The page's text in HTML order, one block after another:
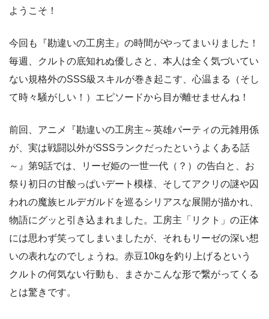
ようこそ！
今回も『勘違いの工房主』の時間がやってまいりました！
毎週、クルトの底知れぬ優しさと、本人は全く気づいてい
ない規格外のSSS級スキルが巻き起こす、心温まる（そし
て時々騒がしい！）エピソードから目が離せませんね！
前回、アニメ『勘違いの工房主～英雄パーティの元雑用係
が、実は戦闘以外がSSSランクだったというよくある話
～』第9話では、リーゼ姫の一世一代（？）の告白と、お
祭り初日の甘酸っぱいデート模様、そしてアクリの謎や囚
われの魔族ヒルデガルドを巡るシリアスな展開が描かれ、
物語にグッと引き込まれました。工房主「リクト」の正体
には思わず笑ってしまいましたが、それもリーゼの深い想
いの表れなのでしょうね。赤豆10kgを釣り上げるという
クルトの何気ない行動も、まさかこんな形で繋がってくる
とは驚きです。